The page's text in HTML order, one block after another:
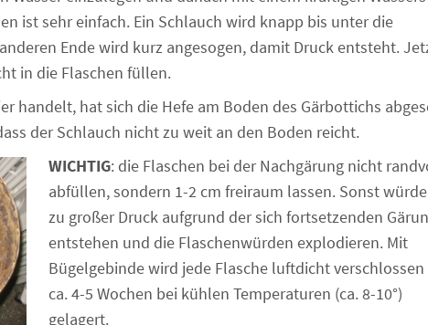
ist sehr einfach. Ein Schlauch wird knapp bis unter die
Ende wird kurz angesogen, damit Druck entsteht.
in die Flaschen füllen.
handelt, hat sich die Hefe am Boden des Gärbottichs
der Schlauch nicht zu weit an den Boden reicht.
WICHTIG: die Flaschen bei der Nachgärung nicht
abfüllen, sondern 1-2 cm freiraum lassen. Sonst
zu großer Druck aufgrund der sich fortsetzenden
entstehen und die Flaschenwürden explodieren. Mit
Bügelgebinde wird jede Flasche luftdicht
ca. 4-5 Wochen bei kühlen Temperaturen (ca. 8-10°)
gelagert.